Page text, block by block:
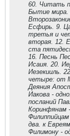
60. Читать
Бытие мира.
Есфирь. 9.
третья и
вторая. 12.
ста
16. Песнь
Исаия. 20.
Иезекииль.
четыре: от
Деяния
Иакова -
посланий
Коринфянам
два. к
Филимону -